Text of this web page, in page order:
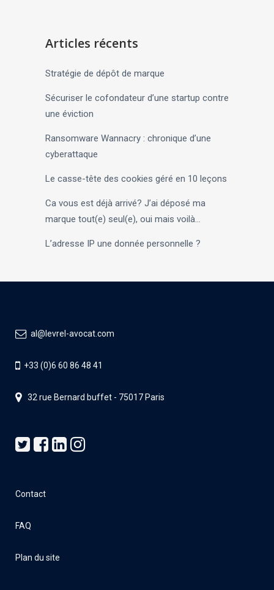
Articles récents
Stratégie de dépôt de marque
Sécuriser le cofondateur d’une startup contre
une éviction
Ransomware Wannacry : chronique d’une
cyberattaque
Le casse-tête des cookies géré en 10 leçons
Ca vous est déjà arrivé? J’ai déposé ma
marque tout(e) seul(e), oui mais voilà…
L’adresse IP une donnée personnelle ?
al@levrel-avocat.com
+33 (0)6 60 86 48 41
32 rue Bernard buffet - 75017 Paris
Contact
FAQ
Plan du site